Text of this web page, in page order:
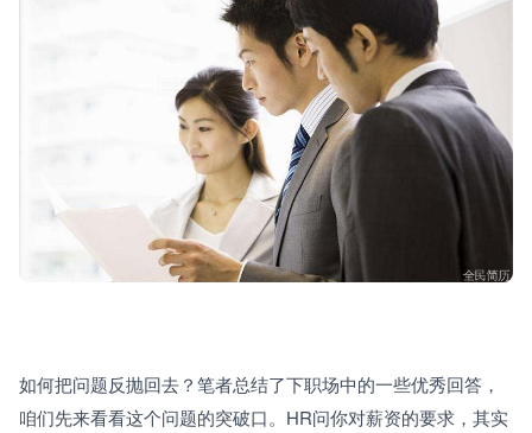
如何把问题反抛回去？笔者总结了下职场中的一些优秀回答，
咱们先来看看这个问题的突破口。HR问你对薪资的要求，其实